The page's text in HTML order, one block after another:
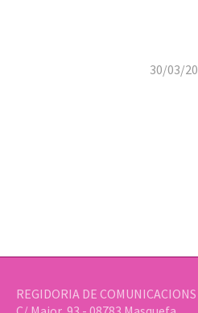
30/03/
REGIDORIA DE COMUNICACIONS